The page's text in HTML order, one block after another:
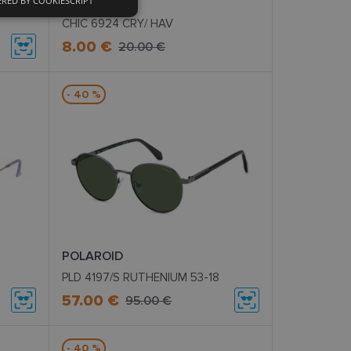
CHIC 6924 CRY/ HAV
8.00 € 20.00 €
- 40 %
POLAROID
PLD 4197/S RUTHENIUM 53-18
57.00 € 95.00 €
- 40 %
slapukai
Jūsų įrenginį,
Šie slapukai
platforma,
atsitiktinai